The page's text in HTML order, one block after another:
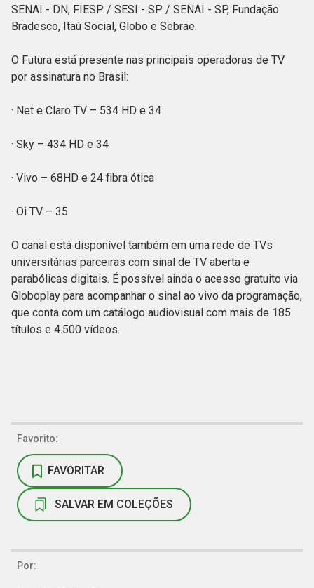
SENAI - DN, FIESP / SESI - SP / SENAI - SP, Fundação
Bradesco, Itaú Social, Globo e Sebrae.
O Futura está presente nas principais operadoras de TV
por assinatura no Brasil:
· Net e Claro TV – 534 HD e 34
· Sky – 434 HD e 34
· Vivo – 68HD e 24 fibra ótica
· Oi TV – 35
O canal está disponível também em uma rede de TVs
universitárias parceiras com sinal de TV aberta e
parabólicas digitais. É possível ainda o acesso gratuito via
Globoplay para acompanhar o sinal ao vivo da programação,
que conta com um catálogo audiovisual com mais de 185
títulos e 4.500 vídeos.
Favorito:
FAVORITAR
SALVAR EM COLEÇÕES
Por: